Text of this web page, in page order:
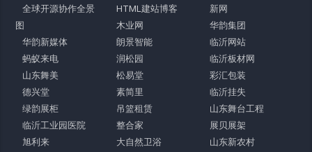
全球开源协作全景
图
HTML建站博客
新网
木业网
华韵集团
华韵新媒体
朗景智能
临沂网站
蚂蚁来电
润松园
临沂板材网
山东舞美
松易堂
彩汇包装
德兴堂
素简里
临沂挂失
绿韵展柜
吊篮租赁
山东舞台工程
临沂工业园医院
整合家
展贝展架
旭利来
大自然卫浴
山东新农村